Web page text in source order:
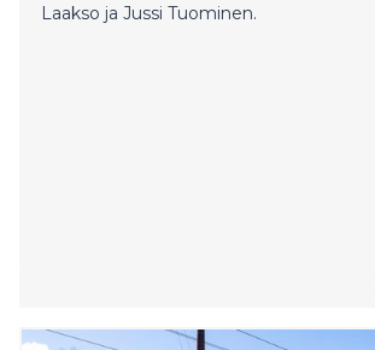
Laakso ja Jussi Tuominen.